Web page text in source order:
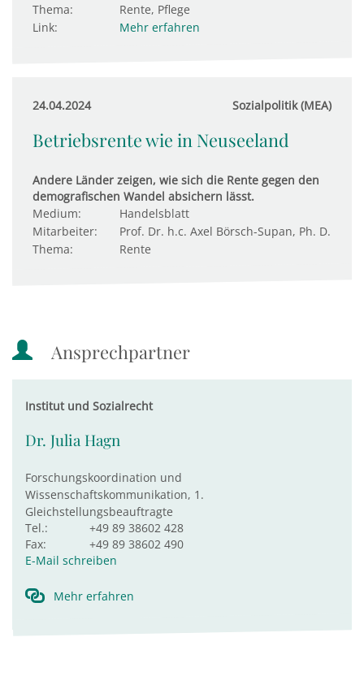
Thema:
Rente, Pflege
Link:
Mehr erfahren
24.04.2024 Sozialpolitik (MEA)
Betriebsrente wie in Neuseeland
Andere Länder zeigen, wie sich die Rente gegen den
demografischen Wandel absichern lässt.
Medium:
Handelsblatt
Mitarbeiter:
Prof. Dr. h.c. Axel Börsch-Supan, Ph. D.
Thema:
Rente
Ansprechpartner
Institut und Sozialrecht
Dr. Julia Hagn
Forschungskoordination und
Wissenschaftskommunikation, 1.
Gleichstellungsbeauftragte
Tel.:
+49 89 38602 428
Fax:
+49 89 38602 490
E-Mail schreiben
Mehr erfahren